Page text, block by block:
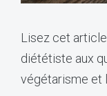
Lisez cet
diététiste aux
végétarisme et